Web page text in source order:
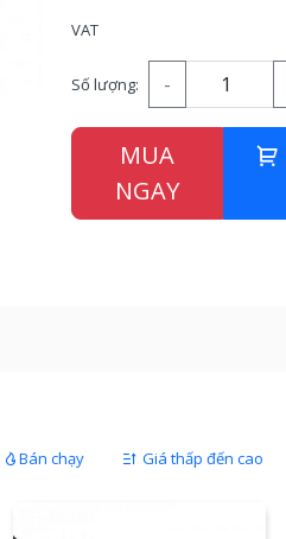
VAT
Số lượng: -
MUA
NGAY
Bán chạy Giá thấp đến cao